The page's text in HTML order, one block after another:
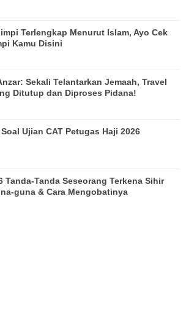
Terlengkap Menurut Islam, Ayo Cek
Kamu Disini
Sekali Telantarkan Jemaah, Travel
Ditutup dan Diproses Pidana!
Ujian CAT Petugas Haji 2026
Tanda-Tanda Seseorang Terkena Sihir
guna & Cara Mengobatinya